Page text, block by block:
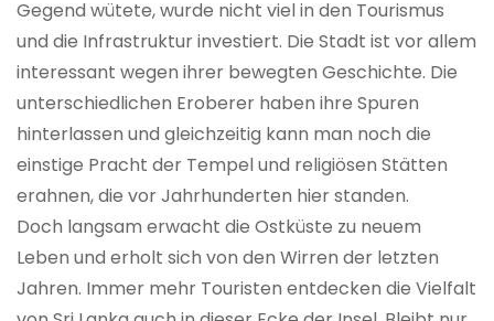
Gegend wütete, wurde nicht viel in den Tourismus
und die Infrastruktur investiert. Die Stadt ist vor allem
interessant wegen ihrer bewegten Geschichte. Die
unterschiedlichen Eroberer haben ihre Spuren
hinterlassen und gleichzeitig kann man noch die
einstige Pracht der Tempel und religiösen Stätten
erahnen, die vor Jahrhunderten hier standen.
Doch langsam erwacht die Ostküste zu neuem
Leben und erholt sich von den Wirren der letzten
Jahren. Immer mehr Touristen entdecken die Vielfalt